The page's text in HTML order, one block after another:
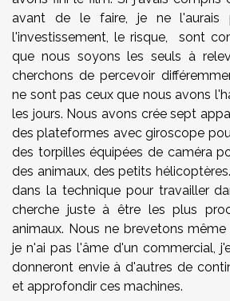
avant de le faire, je ne l'aurais
l'investissement, le risque, sont
que nous soyons les seuls à
cherchons de percevoir
ne sont pas ceux que nous avons
les jours. Nous avons crée sept
des plateformes avec giroscope
des torpilles équipées de caméra
des animaux, des petits
dans la technique pour travailler
cherche juste à être les plus
animaux. Nous ne brevetons
je n'ai pas l'âme d'un commercial,
donneront envie à d'autres de
et approfondir ces machines.